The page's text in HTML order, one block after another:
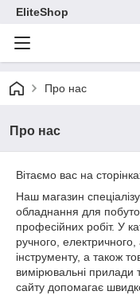
EliteShop
Про нас
Про нас
Вітаємо вас на
Наш магазин
обладнання для
професійних робіт. У
ручного,
інструменту, а також
вимірювальні прилади
сайту допомагає